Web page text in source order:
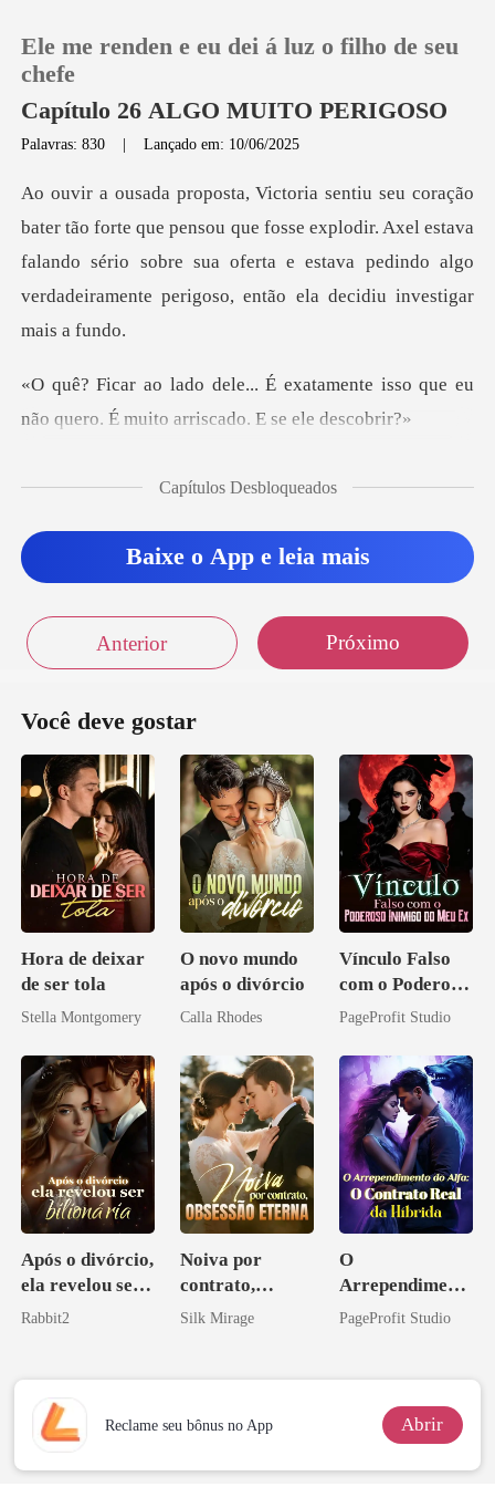
Loja
Histórico
Baixar App
Ele me renden e eu dei á luz o filho de seu
chefe
Capítulo 26 ALGO MUITO PERIGOSO
Palavras: 830 |Lançado em: 10/06/2025
nsou que fosse explodir. Axel estava
falando sério sobre sua oferta e estava p
tamente isso que eu
não quero. É mu
Capítulos Desbloqueados
Baixe o App e leia mais
Anterior Próximo
Você deve gostar
Hora de deixar
de ser tola
Stella Montgomery
O novo mundo
após o divórcio
Calla Rhodes
Vínculo Falso
com o Poderoso
Inimigo do Meu
PageProfit Studio
Após o divórcio,
ela revelou ser
bilionária
Rabbit2
Noiva por
contrato,
obsessão eterna
Silk Mirage
O
Arrependiment
o do Alfa: O
PageProfit Studio
Reclame seu bônus no App Abrir